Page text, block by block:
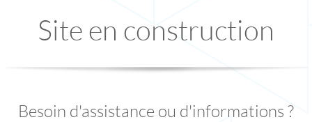
Site en construction
Besoin d'assistance ou d'informations ?